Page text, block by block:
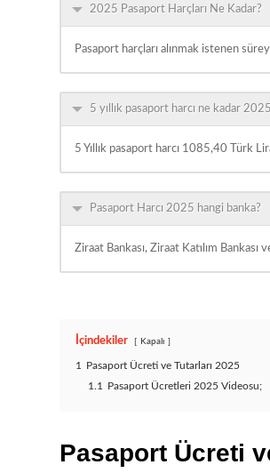
2025 Pasaport Harçları Ne Kadar?
Pasaport harçları alınmak istenen
5 yıllık pasaport harcı ne kadar
5 Yıllık pasaport harcı 1085,40 Türk
Pasaport Harcı 2025 hangi banka?
Ziraat Bankası, Ziraat Katılım Bankası
İçindekiler Kapalı
1 Pasaport Ücreti ve Tutarları 2025
1.1 Pasaport Ücretleri 2025 Videosu;
Pasaport Ücreti